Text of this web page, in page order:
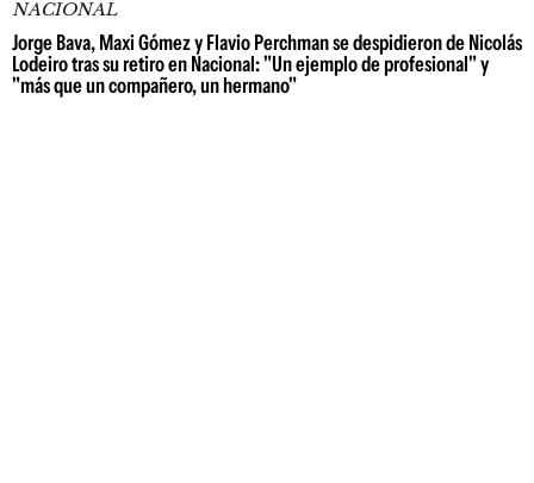
NACIONAL
Jorge Bava, Maxi Gómez y Flavio Perchman se despidieron de Nicolás
Lodeiro tras su retiro en Nacional: "Un ejemplo de profesional" y
"más que un compañero, un hermano"